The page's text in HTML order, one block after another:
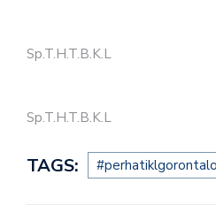
5. dr. Zein
Sp.T.H.T.B.K.L
6. dr. Ziad
Sp.T.H.T.B.K.L
TAGS: #perhatiklgorontalo